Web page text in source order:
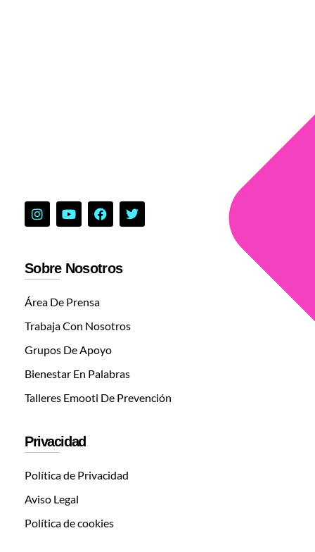
Sobre Nosotros
Área De Prensa
Trabaja Con Nosotros
Grupos De Apoyo
Bienestar En Palabras
Talleres Emooti De Prevención
Privacidad
Política de Privacidad
Aviso Legal
Política de cookies